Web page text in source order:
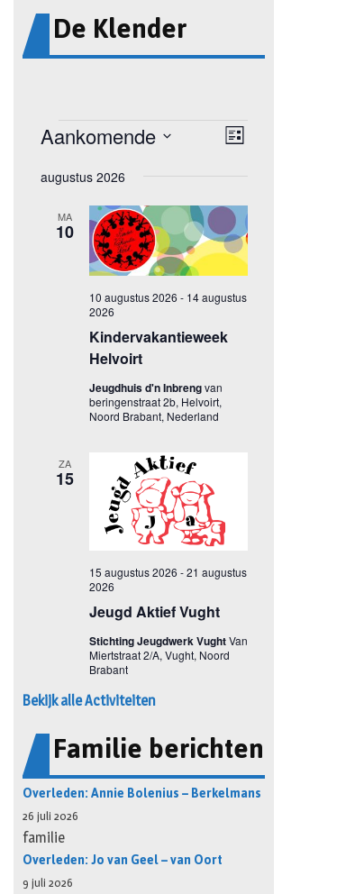
De Klender
Bekijk alle Activiteiten
Familie berichten
Overleden: Annie Bolenius – Berkelmans
26 juli 2026
familie
Overleden: Jo van Geel – van Oort
9 juli 2026